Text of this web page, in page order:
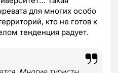
для многих особо
кто не готов к
тенденция радует.